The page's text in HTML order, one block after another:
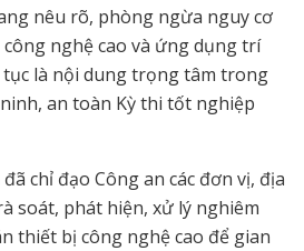
nêu rõ, phòng ngừa nguy cơ
nghệ cao và ứng dụng trí
là nội dung trọng tâm trong
an toàn Kỳ thi tốt nghiệp
chỉ đạo Công an các đơn vị, địa
soát, phát hiện, xử lý nghiêm
thiết bị công nghệ cao để gian